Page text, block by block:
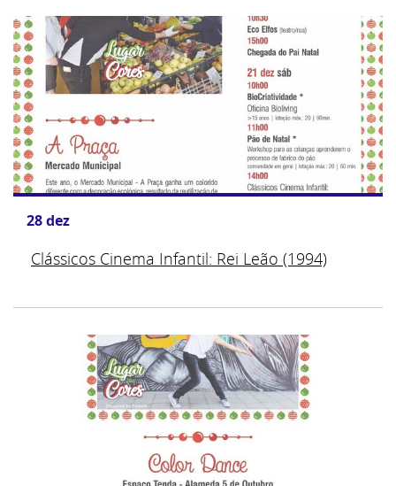
28dez
Clássicos Cinema Infantil: Rei Leão (1994)